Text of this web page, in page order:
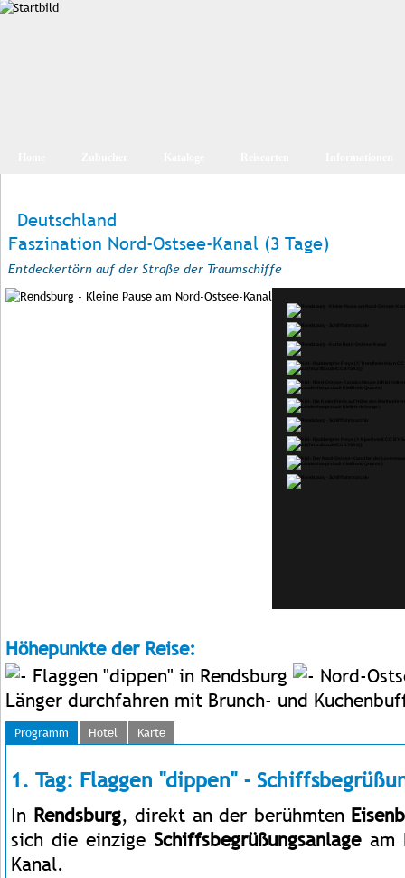
Deutschland
Faszination Nord-Ostsee-Kanal (3 Tage)
Entdeckertörn auf der Straße der Traumschiffe
Höhepunkte der Reise:
Flaggen "dippen" in Rendsburg
Nord-
Länger durchfahren mit Brunch- und
Programm Hotel Karte
1. Tag: Flaggen "dippen" -
In Rendsburg, direkt an der berühmten
sich die einzigeSchiffsbegrüßungsanlage am
Kanal.